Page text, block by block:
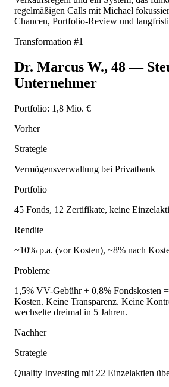
regelmäßigen Calls mit Michael
Chancen, Portfolio-Review und
Transformation #1
Dr. Marcus W., 48—
Unternehmer
Portfolio: 1,8 Mio. €
Vorher
Strategie
Vermögensverwaltung bei Privatbank
Portfolio
45 Fonds, 12 Zertifikate, keine
Rendite
~10% p.a. (vor Kosten), ~8% nach
Probleme
1,5% VV-Gebühr + 0,8% Fondskosten
Kosten. Keine Transparenz. Keine
wechselte dreimal in 5 Jahren.
Nachher
Strategie
Quality Investing mit 22 Einzelaktien